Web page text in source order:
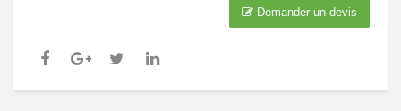
Demander un devis